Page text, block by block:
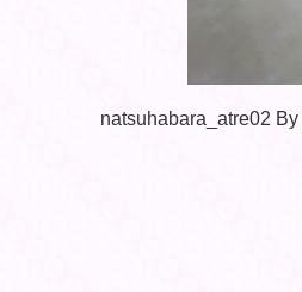
natsuhabara_atre02 By